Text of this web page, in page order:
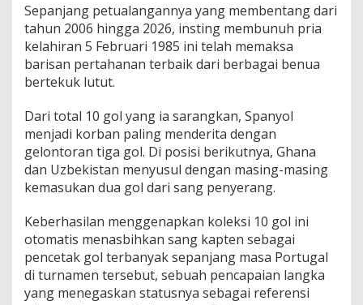
Sepanjang petualangannya yang membentang dari
tahun 2006 hingga 2026, insting membunuh pria
kelahiran 5 Februari 1985 ini telah memaksa
barisan pertahanan terbaik dari berbagai benua
bertekuk lutut.
Dari total 10 gol yang ia sarangkan, Spanyol
menjadi korban paling menderita dengan
gelontoran tiga gol. Di posisi berikutnya, Ghana
dan Uzbekistan menyusul dengan masing-masing
kemasukan dua gol dari sang penyerang.
Keberhasilan menggenapkan koleksi 10 gol ini
otomatis menasbihkan sang kapten sebagai
pencetak gol terbanyak sepanjang masa Portugal
di turnamen tersebut, sebuah pencapaian langka
yang menegaskan statusnya sebagai referensi